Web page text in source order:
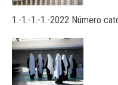
1.-1.-1.-1.-2022 Número